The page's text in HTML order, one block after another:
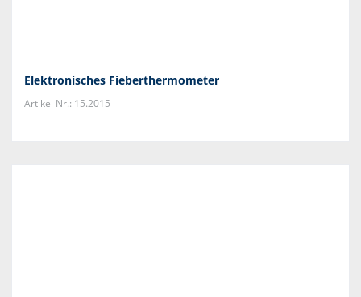
Elektronisches Fieberthermometer
Artikel Nr.: 15.2015